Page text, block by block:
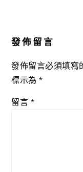
發佈留言
發佈留言必須填寫
標示為*
留言 *